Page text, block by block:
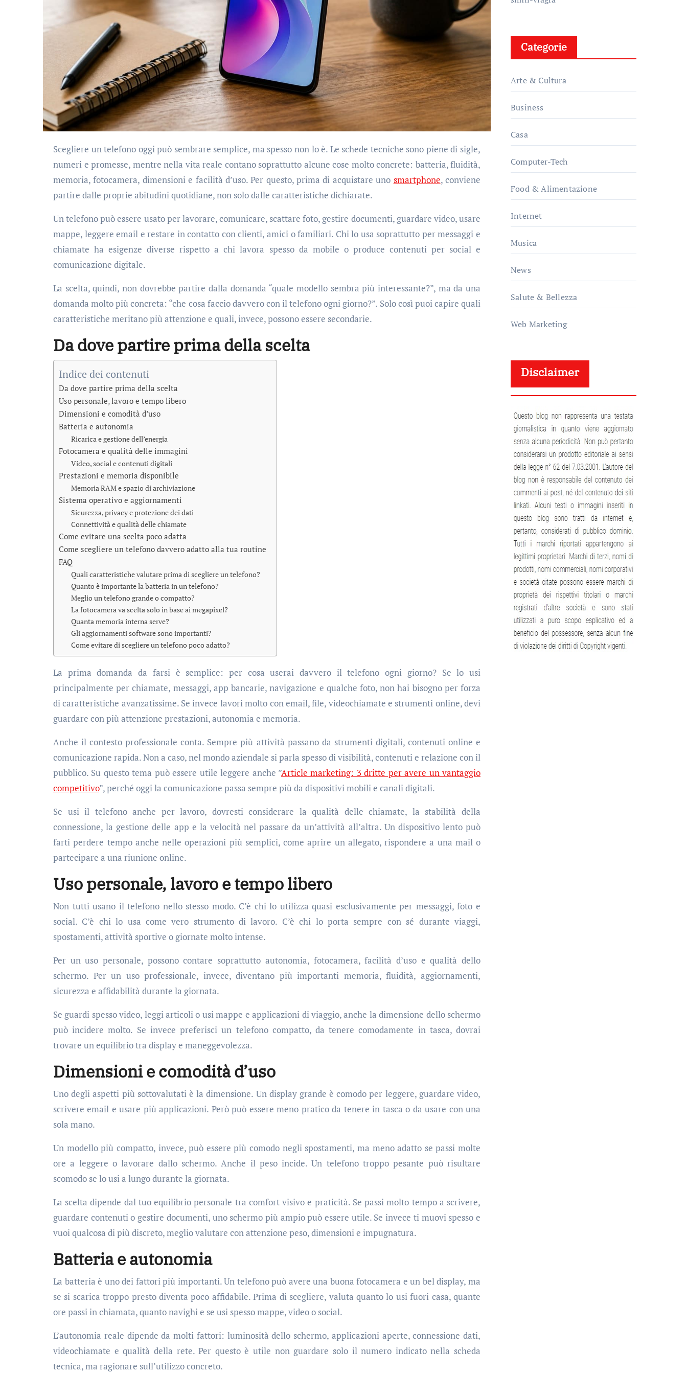
Scegliere un telefono oggi può sembrare semplice, ma spesso non lo è. Le schede tecniche sono piene di sigle,
numeri e promesse, mentre nella vita reale contano soprattutto alcune cose molto concrete: batteria, fluidità,
memoria, fotocamera, dimensioni e facilità d’uso. Per questo, prima di acquistare uno smartphone, conviene
partire dalle proprie abitudini quotidiane, non solo dalle caratteristiche dichiarate.
Un telefono può essere usato per lavorare, comunicare, scattare foto, gestire documenti, guardare video, usare
mappe, leggere email e restare in contatto con clienti, amici o familiari. Chi lo usa soprattutto per messaggi e
chiamate ha esigenze diverse rispetto a chi lavora spesso da mobile o produce contenuti per social e
comunicazione digitale.
La scelta, quindi, non dovrebbe partire dalla domanda “quale modello sembra più interessante?”, ma da una
domanda molto più concreta: “che cosa faccio davvero con il telefono ogni giorno?”. Solo così puoi capire quali
caratteristiche meritano più attenzione e quali, invece, possono essere secondarie.
Da dove partire prima della scelta
Indice dei contenuti
Da dove partire prima della scelta
Uso personale, lavoro e tempo libero
Dimensioni e comodità d’uso
Batteria e autonomia
Ricarica e gestione dell’energia
Fotocamera e qualità delle immagini
Video, social e contenuti digitali
Prestazioni e memoria disponibile
Memoria RAM e spazio di archiviazione
Sistema operativo e aggiornamenti
Sicurezza, privacy e protezione dei dati
Connettività e qualità delle chiamate
Come evitare una scelta poco adatta
Come scegliere un telefono davvero adatto alla tua routine
FAQ
Quali caratteristiche valutare prima di scegliere un telefono?
Quanto è importante la batteria in un telefono?
Meglio un telefono grande o compatto?
La fotocamera va scelta solo in base ai megapixel?
Quanta memoria interna serve?
Gli aggiornamenti software sono importanti?
Come evitare di scegliere un telefono poco adatto?
La prima domanda da farsi è semplice: per cosa userai davvero il telefono ogni giorno? Se lo usi
principalmente per chiamate, messaggi, app bancarie, navigazione e qualche foto, non hai bisogno per forza
di caratteristiche avanzatissime. Se invece lavori molto con email, file, videochiamate e strumenti online, devi
guardare con più attenzione prestazioni, autonomia e memoria.
Anche il contesto professionale conta. Sempre più attività passano da strumenti digitali, contenuti online e
comunicazione rapida. Non a caso, nel mondo aziendale si parla spesso di visibilità, contenuti e relazione con il
pubblico. Su questo tema può essere utile leggere anche ”Article marketing: 3 dritte per avere un vantaggio
competitivo”, perché oggi la comunicazione passa sempre più da dispositivi mobili e canali digitali.
Se usi il telefono anche per lavoro, dovresti considerare la qualità delle chiamate, la stabilità della
connessione, la gestione delle app e la velocità nel passare da un’attività all’altra. Un dispositivo lento può
farti perdere tempo anche nelle operazioni più semplici, come aprire un allegato, rispondere a una mail o
partecipare a una riunione online.
Uso personale, lavoro e tempo libero
Non tutti usano il telefono nello stesso modo. C’è chi lo utilizza quasi esclusivamente per messaggi, foto e
social. C’è chi lo usa come vero strumento di lavoro. C’è chi lo porta sempre con sé durante viaggi,
spostamenti, attività sportive o giornate molto intense.
Per un uso personale, possono contare soprattutto autonomia, fotocamera, facilità d’uso e qualità dello
schermo. Per un uso professionale, invece, diventano più importanti memoria, fluidità, aggiornamenti,
sicurezza e affidabilità durante la giornata.
Se guardi spesso video, leggi articoli o usi mappe e applicazioni di viaggio, anche la dimensione dello schermo
può incidere molto. Se invece preferisci un telefono compatto, da tenere comodamente in tasca, dovrai
trovare un equilibrio tra display e maneggevolezza.
Dimensioni e comodità d’uso
Uno degli aspetti più sottovalutati è la dimensione. Un display grande è comodo per leggere, guardare video,
scrivere email e usare più applicazioni. Però può essere meno pratico da tenere in tasca o da usare con una
sola mano.
Un modello più compatto, invece, può essere più comodo negli spostamenti, ma meno adatto se passi molte
ore a leggere o lavorare dallo schermo. Anche il peso incide. Un telefono troppo pesante può risultare
scomodo se lo usi a lungo durante la giornata.
La scelta dipende dal tuo equilibrio personale tra comfort visivo e praticità. Se passi molto tempo a scrivere,
guardare contenuti o gestire documenti, uno schermo più ampio può essere utile. Se invece ti muovi spesso e
vuoi qualcosa di più discreto, meglio valutare con attenzione peso, dimensioni e impugnatura.
Batteria e autonomia
La batteria è uno dei fattori più importanti. Un telefono può avere una buona fotocamera e un bel display, ma
se si scarica troppo presto diventa poco affidabile. Prima di scegliere, valuta quanto lo usi fuori casa, quante
ore passi in chiamata, quanto navighi e se usi spesso mappe, video o social.
L’autonomia reale dipende da molti fattori: luminosità dello schermo, applicazioni aperte, connessione dati,
videochiamate e qualità della rete. Per questo è utile non guardare solo il numero indicato nella scheda
tecnica, ma ragionare sull’utilizzo concreto.
Categorie
Arte & Cultura
Business
Casa
Computer-Tech
Food & Alimentazione
Internet
Musica
News
Salute & Bellezza
Web Marketing
Disclaimer